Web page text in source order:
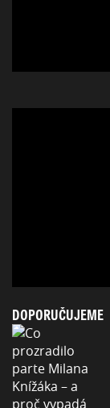
DOPORUČUJEME